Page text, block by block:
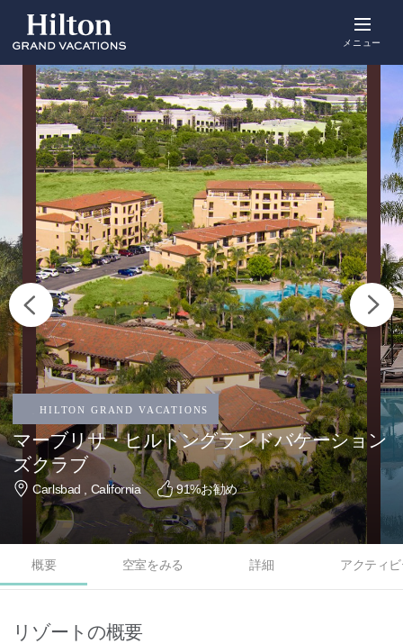
main
メニュー
マーブリサ・ヒルトングランドバケーション
ズクラブ
Carlsbad , California 91%お勧め
概要 空室をみる 詳細 アクティ
リゾートの概要
概要 空室をみる 詳細 アクティ